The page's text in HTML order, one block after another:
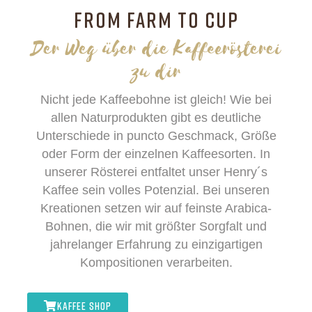
FROM FARM TO CUP
Der Weg über die Kaffeerösterei
zu dir
Nicht jede Kaffeebohne ist gleich! Wie bei
allen Naturprodukten gibt es deutliche
Unterschiede in puncto Geschmack, Größe
oder Form der einzelnen Kaffeesorten. In
unserer Rösterei entfaltet unser Henry´s
Kaffee sein volles Potenzial. Bei unseren
Kreationen setzen wir auf feinste Arabica-
Bohnen, die wir mit größter Sorgfalt und
jahrelanger Erfahrung zu einzigartigen
Kompositionen verarbeiten.
KAFFEE SHOP